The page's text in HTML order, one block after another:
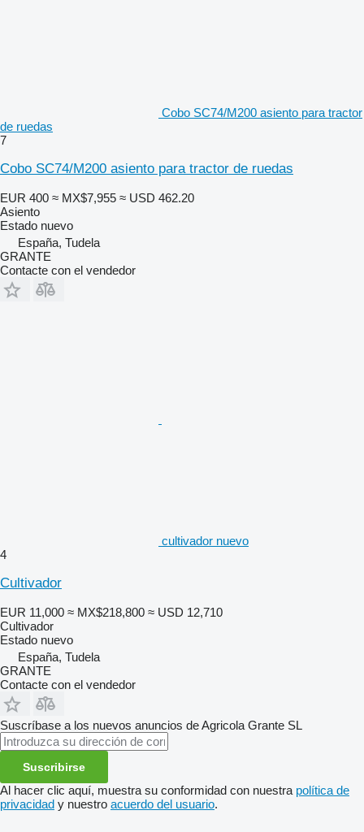
Cobo SC74/M200 asiento para tractor
de ruedas
7
Cobo SC74/M200 asiento para tractor de ruedas
EUR 400 ≈ MX$7,955 ≈ USD 462.20
Asiento
Estado nuevo
España, Tudela
GRANTE
Contacte con el vendedor
cultivador nuevo
4
Cultivador
EUR 11,000 ≈ MX$218,800 ≈ USD 12,710
Cultivador
Estado nuevo
España, Tudela
GRANTE
Contacte con el vendedor
Suscríbase a los nuevos anuncios de Agricola Grante SL
Suscribirse
Al hacer clic aquí, muestra su conformidad con nuestra política de
privacidad y nuestro acuerdo del usuario.